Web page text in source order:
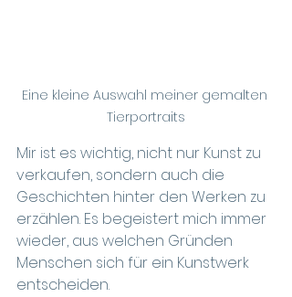
Eine kleine Auswahl meiner gemalten
Tierportraits
Mir ist es wichtig, nicht nur Kunst zu
verkaufen, sondern auch die
Geschichten hinter den Werken zu
erzählen. Es begeistert mich immer
wieder, aus welchen Gründen
Menschen sich für ein Kunstwerk
entscheiden.